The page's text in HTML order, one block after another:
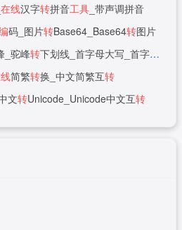
在线汉字转拼音工具 _带声调拼音
码_图片转Base64_Base64转图片
_驼峰转下划线_首字母大写_首字母小写
简繁转换_中文简繁互转
文转Unicode_Unicode中文互转